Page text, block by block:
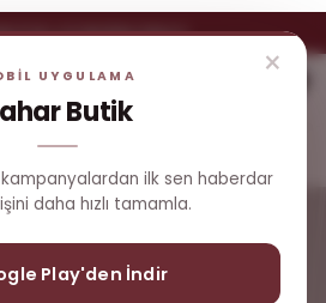
×
UYGULAMA
Butik
kampanyalardan ilk sen haberdar
daha hızlı tamamla.
Play'den İndir
ÖZEL %5 İNDIRIM FIRSATI